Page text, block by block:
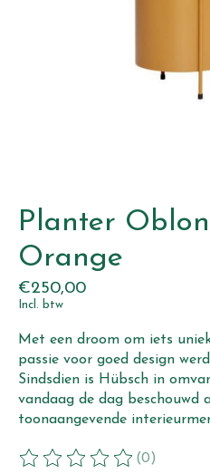
Planter
Orange
€250,00
Incl. btw
Met een droom om iets
passie voor goed design
Sindsdien is Hübsch in
vandaag de dag beschouwd
toonaangevende
De beoordeling van dit
(0)